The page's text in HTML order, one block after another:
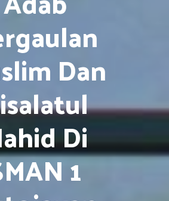
Dan
Di
1